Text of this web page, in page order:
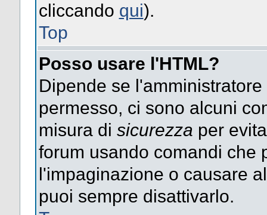
cliccando qui).
Top
Posso usare l'HTML?
Dipende se
permesso, ci sono alcuni
misura di sicurezza per
forum usando comandi che
l'impaginazione o causare
puoi sempre disattivarlo.